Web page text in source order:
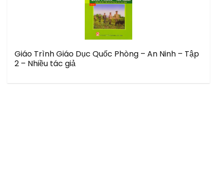
Giáo Trình Giáo Dục Quốc Phòng – An Ninh – Tập
2 – Nhiều tác giả